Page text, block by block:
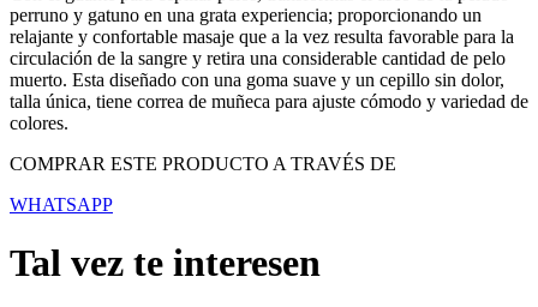
perruno y gatuno en una grata experiencia; proporcionando un
relajante y confortable masaje que a la vez resulta favorable para la
circulación de la sangre y retira una considerable cantidad de pelo
muerto. Esta diseñado con una goma suave y un cepillo sin dolor,
talla única, tiene correa de muñeca para ajuste cómodo y variedad de
colores.
COMPRAR ESTE PRODUCTO A TRAVÉS DE
WHATSAPP
Tal vez te interesen